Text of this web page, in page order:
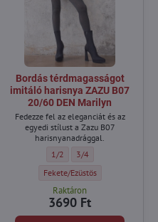
Golden Lady - Méret:
50 DEN Golden Lady - Méret:
TONIC 50 DEN Golden Lady - Méret:
harisnya TONIC 50 DEN Golden Lady -
50 DEN Golden Lady - Szín:
Bordás térdmagasságot
imitáló harisnya ZAZU B07
20/60 DEN Marilyn
Fedezze fel az eleganciát és az
egyedi stílust a Zazu B07
harisnyanadrággal.
Bordás térdmagasságot
1/2 Bordás
3/4
Bordás térdmagasságot
Fekete/Ezüstös
Raktáron
3690 Ft